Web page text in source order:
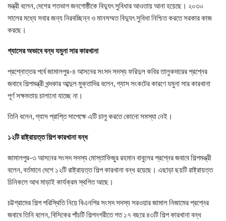
মন্ত্রী বলেন, দেশের শতভাগ জনগোষ্ঠীকে বিদ্যুৎ সুবিধার আওতায় আনা হয়েছে। ২০৩০
সালের মধ্যে সবার জন্য নিরবচ্ছিন্ন ও মানসম্মত বিদ্যুৎ সুবিধা নিশ্চিত করতে সরকার কাজ
করছে।
গ্যাসের অভাবে বন্ধ যমুনা সার কারখানা
প্রশ্নোত্তর পর্বে জামালপুর-৪ আসনের সংসদ সদস্য ফরিদুল কবির তালুকদারের প্রশ্নের
জবাবে শিল্পমন্ত্রী খন্দকার আব্দুল মুক্তাদির বলেন, গ্যাস সংকটের কারণে যমুনা সার কারখানা
পূর্ণ সক্ষমতায় চালানো যাচ্ছে না।
তিনি বলেন, গ্যাস প্রাপ্তি সাপেক্ষে এটি চালু করতে কোনো সমস্যা নেই।
১২টি রাষ্ট্রায়ত্ত শিল্প কারখানা বন্ধ
জামালপুর-৩ আসনের সংসদ সদস্য মোস্তাফিজুর রহমান বাবুলের প্রশ্নের জবাবে শিল্পমন্ত্রী
বলেন, বর্তমানে দেশে ১২টি রাষ্ট্রায়ত্ত শিল্প কারখানা বন্ধ রয়েছে। এছাড়া ছয়টি রাষ্ট্রায়ত্ত
চিনিকলে আখ মাড়াই কার্যক্রম স্থগিত আছে।
চট্টগ্রামের শিল্প পরিস্থিতি নিয়ে বিএনপির সংসদ সদস্য সরওয়ার জামাল নিজামের প্রশ্নের
জবাবে তিনি বলেন, বিসিকের পাঁচটি শিল্পনগরীতে গত ১৭ বছরে ৪৩টি শিল্প কারখানা বন্ধ